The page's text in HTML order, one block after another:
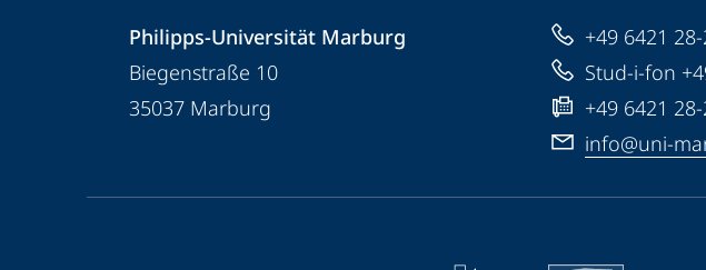
Informationen
Kontaktinformationen
Philipps-
Universität
Marburg
Philipps-Universität Marburg
Biegenstraße 10
35037 Marburg
+49 6421
Stud-i-fon
+49 6421
info@uni-